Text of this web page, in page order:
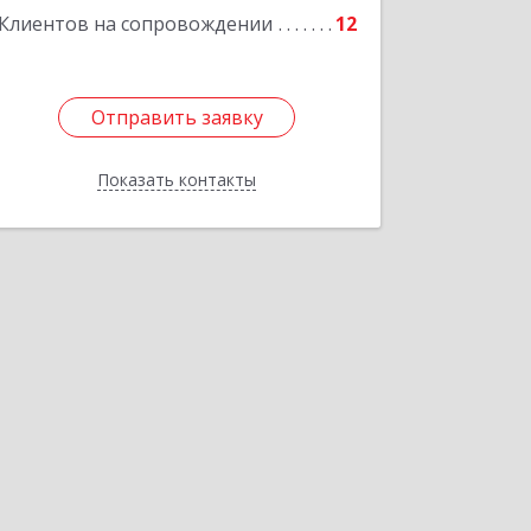
Клиентов на сопровождении 12
Отправить заявку
Показать контакты
Отправить заявку
Назад